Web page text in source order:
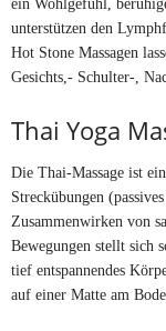
unterstützen den
Hot Stone Massagen
Gesichts,- Schulter-,
Thai Yoga
Die Thai-Massage ist
Streckübungen
Zusammenwirken von
Bewegungen stellt sich
tief entspannendes
auf einer Matte am